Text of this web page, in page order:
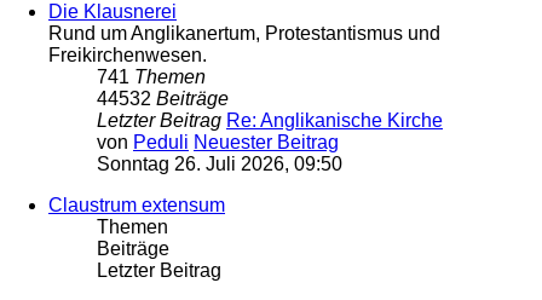
Die Klausnerei
Rund um Anglikanertum, Protestantismus und
Freikirchenwesen.
741 Themen
44532 Beiträge
Letzter Beitrag Re: Anglikanische Kirche
von Peduli Neuester Beitrag
Sonntag 26. Juli 2026, 09:50
Claustrum extensum
Themen
Beiträge
Letzter Beitrag